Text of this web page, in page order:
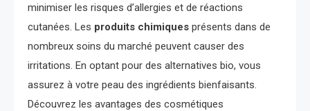
minimiser les risques d’allergies et de réactions
cutanées. Les produits chimiques présents dans de
nombreux soins du marché peuvent causer des
irritations. En optant pour des alternatives bio, vous
assurez à votre peau des ingrédients bienfaisants.
Découvrez les avantages des cosmétiques